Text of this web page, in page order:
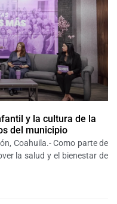
y la cultura de la
del municipio
Coahuila.- Como parte de
la salud y el bienestar de